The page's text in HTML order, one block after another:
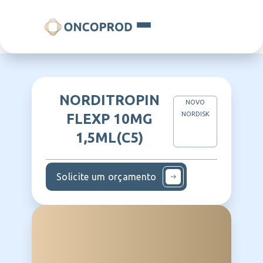
NORDITROPIN
FLEXP 10MG
1,5ML(C5)
NOVO
NORDISK
Solicite um orçamento